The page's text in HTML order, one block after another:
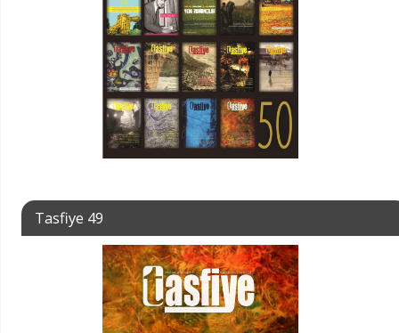
Tasfiye 49